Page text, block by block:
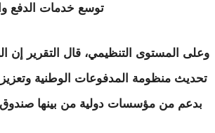
توسع خدمات الدفع
تحديث منظومة المدفوعات الوطنية وتعزيز
بدعم من مؤسسات دولية من بينها صندوق